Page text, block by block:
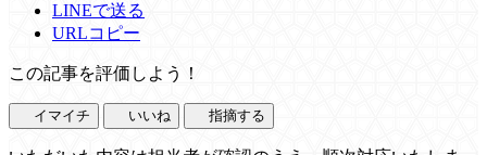
LINEで送る
URLコピー
この記事を評価しよう！
イマイチ いいね 指摘する